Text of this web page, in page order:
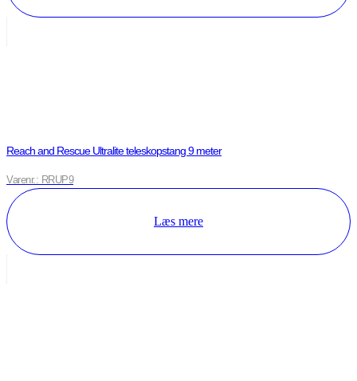
Reach and Rescue Ultralite teleskopstang 9 meter
Varenr.: RRUP9
Læs mere